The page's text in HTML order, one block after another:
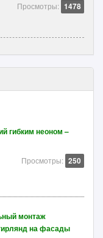
Просмотры: 1478
гибким неоном –
Просмотры: 250
монтаж
на фасады